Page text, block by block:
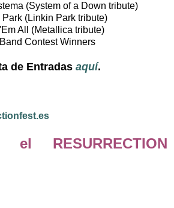
(System of a Down tribute)
Park (Linkin Park tribute)
All (Metallica tribute)
Contest Winners
de Entradas aquí.
RESURRECTION